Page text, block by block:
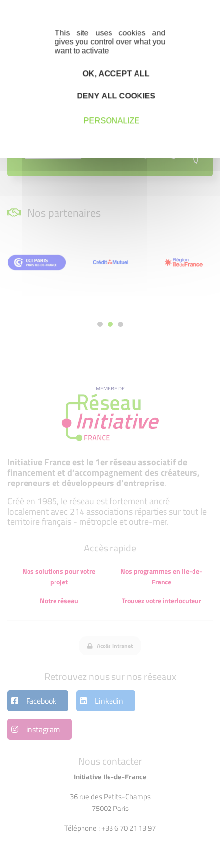
Contactez-nous ! Cliquez ici
Trouvez à qui vous adresser
Nos partenaires
MEMBRE DE
Initiative France est le 1er réseau associatif de
financement et d’accompagnement des créateurs,
repreneurs et développeurs d’entreprise.
Créé en 1985, le réseau est fortement ancré
localement avec 214 associations réparties sur tout le
territoire français - métropole et outre-mer.
Nous contacter
Initiative Ile-de-France
36 rue des Petits-Champs
75002 Paris
Téléphone : +33 6 70 21 13 97
Accès rapide
Nos solutions pour votre
projet
Nos programmes en Ile-de-
France
Notre réseau
Trouvez votre interlocuteur
Accès intranet
Retrouvez nous sur nos réseaux
Facebook Linkedin
instagram
This site uses cookies and
gives you control over what you
want to activate
OK, ACCEPT ALL
DENY ALL COOKIES
PERSONALIZE